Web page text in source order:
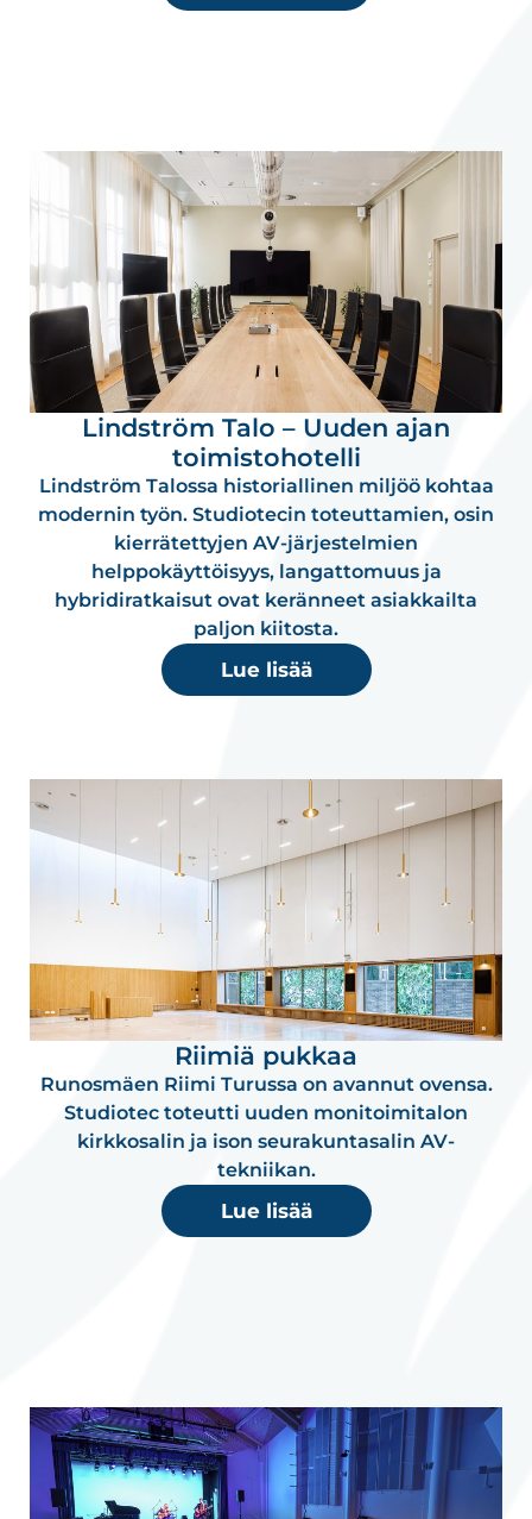
Lindström Talo – Uuden ajan
toimistohotelli
Lindström Talossa historiallinen miljöö kohtaa
modernin työn. Studiotecin toteuttamien, osin
kierrätettyjen AV-järjestelmien
helppokäyttöisyys, langattomuus ja
hybridiratkaisut ovat keränneet asiakkailta
paljon kiitosta.
Lue lisää
Riimiä pukkaa
Runosmäen Riimi Turussa on avannut ovensa.
Studiotec toteutti uuden monitoimitalon
kirkkosalin ja ison seurakuntasalin AV-
tekniikan.
Lue lisää